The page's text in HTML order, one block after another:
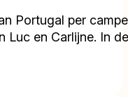
Portugal per
Luc en Carlijne. In